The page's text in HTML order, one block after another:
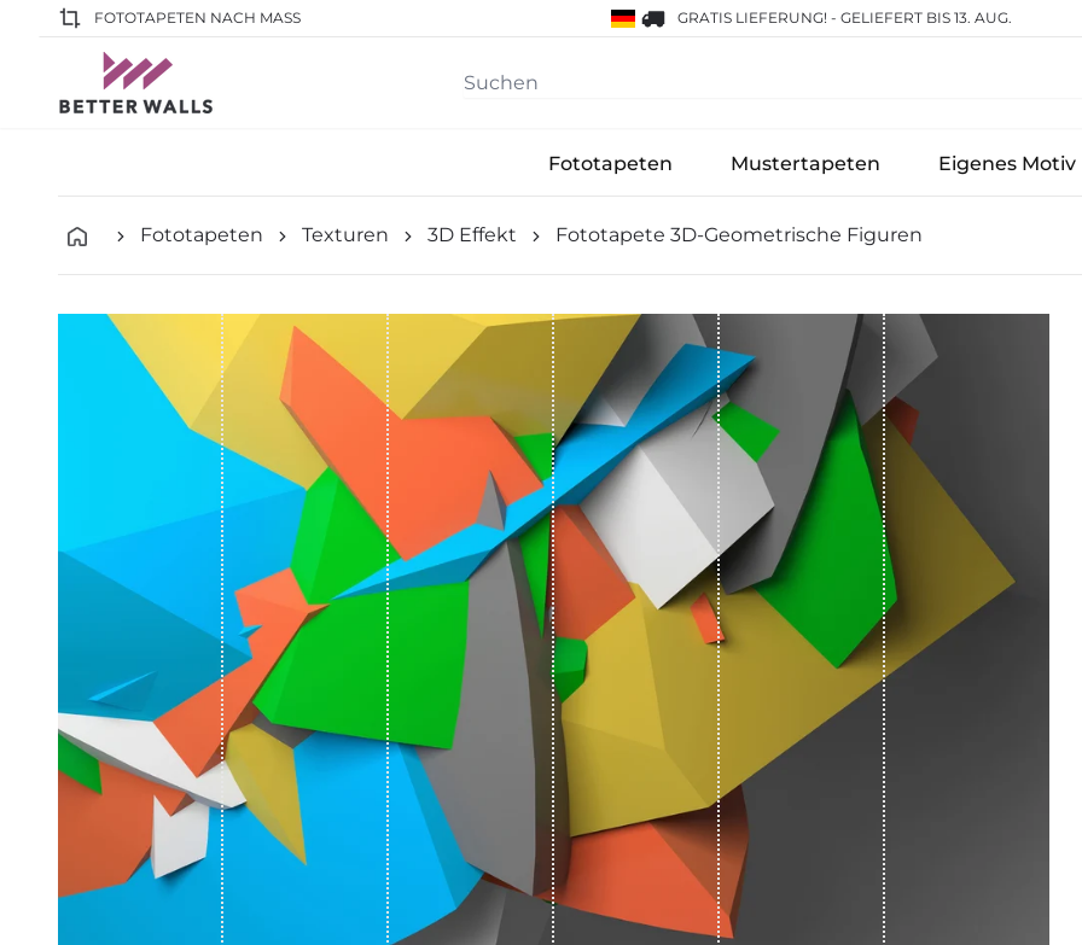
FOTOTAPETEN NACH MASS GRATIS LIEFERUNG! - GELIEFERT BIS 13. AUG.
Fototapeten Mustertapeten Eigenes Motiv
Fototapeten Texturen 3D Effekt Fototapete 3D-Geometrische Figuren